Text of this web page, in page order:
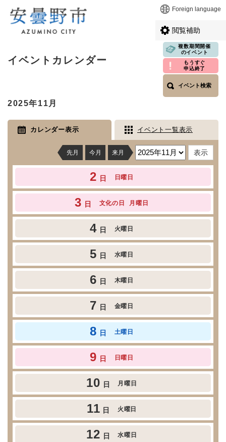
メニューを飛ばして本文へ Foreign language
閲覧補助
文
イベントカレンダー
複数期間開催
のイベント
もうすぐ
申込終了
イベント検索
2025年11月
カレンダー表示 イベント一覧表示
先月 今月 来月
2 日 日曜日
3 日 文化の日 月曜日
4 日 火曜日
5 日 水曜日
6 日 木曜日
7 日 金曜日
8 日 土曜日
9 日 日曜日
10 日 月曜日
11 日 火曜日
12 日 水曜日